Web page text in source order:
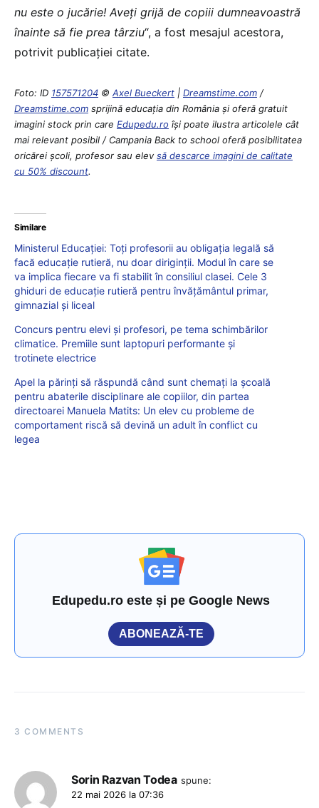
nu este o jucărie! Aveți grijă de copiii dumneavoastră
înainte să fie prea târziu“, a fost mesajul acestora,
potrivit publicației citate.
Foto: ID 157571204 © Axel Bueckert | Dreamstime.com /
Dreamstime.com sprijină educaţia din România şi oferă gratuit
imagini stock prin care Edupedu.ro îşi poate ilustra articolele cât
mai relevant posibil / Campania Back to school oferă posibilitatea
oricărei școli, profesor sau elevsă descarce imagini de calitate
cu 50% discount.
Similare
Ministerul Educației: Toți profesorii au obligația legală să
facă educație rutieră, nu doar diriginții. Modul în care se
va implica fiecare va fi stabilit în consiliul clasei. Cele 3
ghiduri de educație rutieră pentru învățământul primar,
gimnazial și liceal
Concurs pentru elevi și profesori, pe tema schimbărilor
climatice. Premiile sunt laptopuri performante și
trotinete electrice
Apel la părinți să răspundă când sunt chemați la școală
pentru abaterile disciplinare ale copiilor, din partea
directoarei Manuela Matits: Un elev cu probleme de
comportament riscă să devină un adult în conflict cu
legea
Edupedu.ro este și pe Google News
ABONEAZĂ-TE
3 COMMENTS
Sorin Razvan Todea spune:
22 mai 2026 la 07:36